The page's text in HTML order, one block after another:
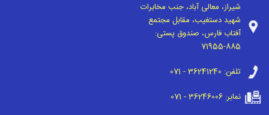
شیراز، معالی آباد، جنب مخابرات
شهید دستغیب، مقابل مجتمع
آفتاب فارس، صندوق پستی:
71955-885
تلفن: 071 - 36241240
نمابر:071 - 36246006